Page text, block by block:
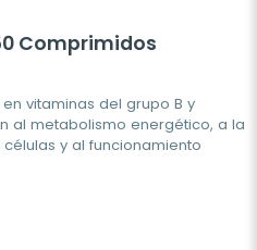
Comprimidos
vitaminas del grupo B y
al metabolismo energético, a la
y al funcionamiento